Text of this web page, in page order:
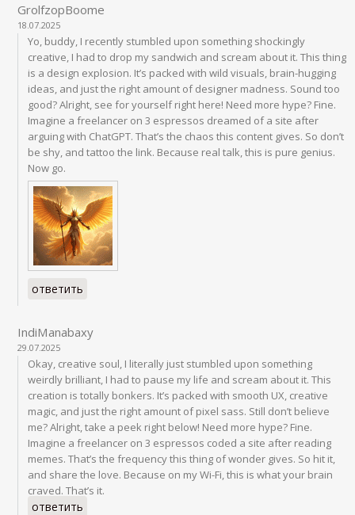
GrolfzopBoome
18.07.2025
Yo, buddy, I recently stumbled upon something shockingly
creative, I had to drop my sandwich and scream about it. This thing
is a design explosion. It’s packed with wild visuals, brain-hugging
ideas, and just the right amount of designer madness. Sound too
good? Alright, see for yourself right here! Need more hype? Fine.
Imagine a freelancer on 3 espressos dreamed of a site after
arguing with ChatGPT. That’s the chaos this content gives. So don’t
be shy, and tattoo the link. Because real talk, this is pure genius.
Now go.
ответить
IndiManabaxy
29.07.2025
Okay, creative soul, I literally just stumbled upon something
weirdly brilliant, I had to pause my life and scream about it. This
creation is totally bonkers. It’s packed with smooth UX, creative
magic, and just the right amount of pixel sass. Still don’t believe
me? Alright, take a peek right below! Need more hype? Fine.
Imagine a freelancer on 3 espressos coded a site after reading
memes. That’s the frequency this thing of wonder gives. So hit it,
and share the love. Because on my Wi-Fi, this is what your brain
craved. That’s it.
ответить